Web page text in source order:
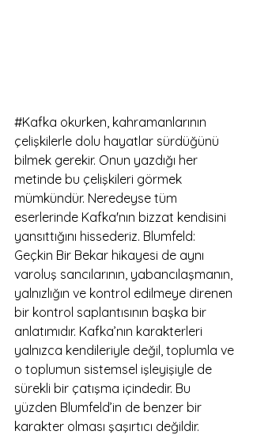
#Kafka okurken, kahramanlarının
çelişkilerle dolu hayatlar sürdüğünü
bilmek gerekir. Onun yazdığı her
metinde bu çelişkileri görmek
mümkündür. Neredeyse tüm
eserlerinde Kafka'nın bizzat kendisini
yansıttığını hissederiz. Blumfeld:
Geçkin Bir Bekar hikayesi de aynı
varoluş sancılarının, yabancılaşmanın,
yalnızlığın ve kontrol edilmeye direnen
bir kontrol saplantısının başka bir
anlatımıdır. Kafka’nın karakterleri
yalnızca kendileriyle değil, toplumla ve
o toplumun sistemsel işleyişiyle de
sürekli bir çatışma içindedir. Bu
yüzden Blumfeld’in de benzer bir
karakter olması şaşırtıcı değildir.